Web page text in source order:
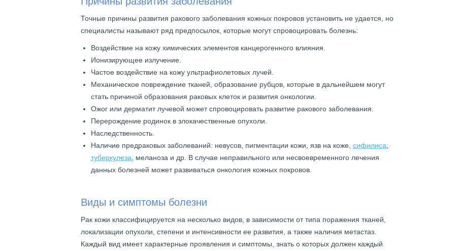
Точные причины развития ракового заболевания кожных покровов установить не удается, но
специалисты называют ряд предпосылок, которые могут спровоцировать болезнь:
Воздействие на кожу химических элементов канцерогенного влияния.
Ионизирующее излучение.
Частое воздействие на кожу ультрафиолетовых лучей.
Механическое повреждение тканей, образование рубцов, которые в дальнейшем могут
стать причиной образования раковых клеток и развития онкологии.
Ожог или дерматит лучевой может спровоцировать развитие ракового заболевания.
Перерождение родинок в злокачественные опухоли.
Наследственность.
Наличие предраковых заболеваний: невусов, пигментации кожи, язв на коже, сифилиса
туберкулеза , меланоза и др. В случае неправильного или несвоевременного лечения
данных болезней может развиваться онкология кожных покровов.
Виды и симптомы болезни
Рак кожи классифицируется на несколько видов, в зависимости от типа поражения тканей,
локализации опухоли, степени и интенсивности ее развития, а также наличия метастаз.
Каждый вид имеет характерные проявления и симптомы, знать о которых должен каждый